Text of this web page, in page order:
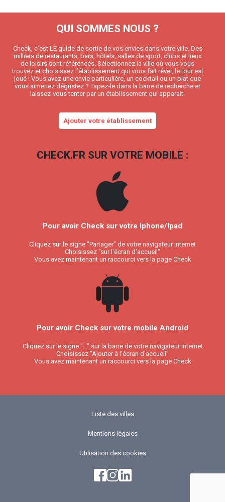
QUI SOMMES NOUS ?
Check, c’est LE guide de sortie de vos envies dans votre ville. Des
milliers de restaurants, bars, hôtels, salles de sport, clubs et lieux
de loisirs sont référencés. Sélectionnez la ville où vous vous
trouvez et choisissez l’établissement qui vous fait rêver, le tour est
joué ! Vous avez une envie particulière, un cocktail ou un plat que
vous aimeriez dégustez ? Tapez-le dans la barre de recherche et
laissez-vous tenter par un établissement qui apparait.
Ajouter votre établissement
CHECK.FR SUR VOTRE MOBILE :
Pour avoir Check sur votre Iphone/Ipad
Cliquez sur le signe "Partager" de votre navigateur internet
Choisissez "sur l'écran d'accueil"
Vous avez maintenant un raccourci vers la page Check
Pour avoir Check sur votre mobile Android
Cliquez sur le signe "..." sur la barre de votre navigateur internet
Choisissez "Ajouter à l'écran d'accueil"
Vous avez maintenant un raccourci vers la page Check
Liste des villes
Mentions légales
Utilisation des cookies